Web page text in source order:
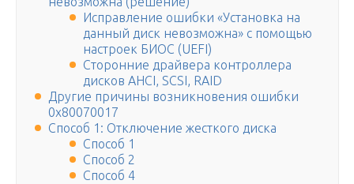
Исправление ошибки «Установка на
данный диск невозможна» с помощью
настроек БИОС (UEFI)
Сторонние драйвера контроллера
дисков AHCI, SCSI, RAID
Другие причины возникновения ошибки
0x80070017
Способ 1: Отключение жесткого диска
Способ 1
Способ 2
Способ 4